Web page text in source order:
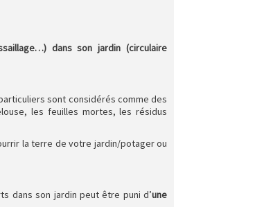
dans son jardin (circulaire
sont considérés comme des
les feuilles mortes, les résidus
la terre de votre jardin/potager ou
dans son jardin peut être puni d’une